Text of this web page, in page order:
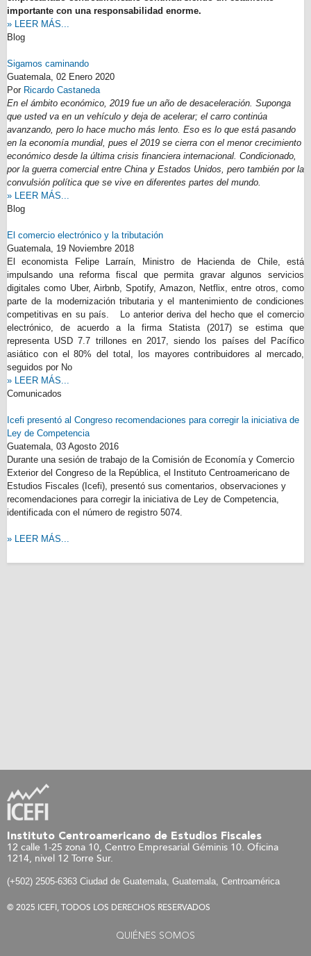
importante con una responsabilidad enorme.
» LEER MÁS...
Blog
Sigamos caminando
Guatemala, 02 Enero 2020
Por Ricardo Castaneda
En el ámbito económico, 2019 fue un año de desaceleración. Suponga
que usted va en un vehículo y deja de acelerar; el carro continúa
avanzando, pero lo hace mucho más lento. Eso es lo que está pasando
en la economía mundial, pues el 2019 se cierra con el menor crecimiento
económico desde la última crisis financiera internacional. Condicionado,
por la guerra comercial entre China y Estados Unidos, pero también por la
convulsión política que se vive en diferentes partes del mundo.
» LEER MÁS...
Blog
El comercio electrónico y la tributación
Guatemala, 19 Noviembre 2018
El economista Felipe Larraín, Ministro de Hacienda de Chile, está
impulsando una reforma fiscal que permita gravar algunos servicios
digitales como Uber, Airbnb, Spotify, Amazon, Netflix, entre otros, como
parte de la modernización tributaria y el mantenimiento de condiciones
competitivas en su país. Lo anterior deriva del hecho que el comercio
electrónico, de acuerdo a la firma Statista (2017) se estima que
representa USD 7.7 trillones en 2017, siendo los países del Pacífico
asiático con el 80% del total, los mayores contribuidores al mercado,
seguidos por No
» LEER MÁS...
Comunicados
Icefi presentó al Congreso recomendaciones para corregir la iniciativa de
Ley de Competencia
Guatemala, 03 Agosto 2016
Durante una sesión de trabajo de la Comisión de Economía y Comercio
Exterior del Congreso de la República, el Instituto Centroamericano de
Estudios Fiscales (Icefi), presentó sus comentarios, observaciones y
recomendaciones para corregir la iniciativa de Ley de Competencia,
identificada con el número de registro 5074.
» LEER MÁS...
Instituto Centroamericano de Estudios Fiscales
12 calle 1-25 zona 10, Centro Empresarial Géminis 10. Oficina
1214, nivel 12 Torre Sur.
(+502) 2505-6363 Ciudad de Guatemala, Guatemala, Centroamérica
© 2025 ICEFI, TODOS LOS DERECHOS RESERVADOS
QUIÉNES SOMOS